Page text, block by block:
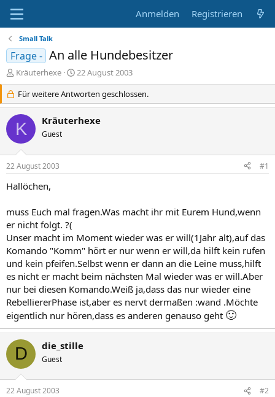
Anmelden Registrieren
Small Talk
Frage - An alle Hundebesitzer
E
r
s
t
e
l
e
Kräuterhexe
E
r
s
t
e
m
22 August 2003
Für weitere Antworten geschlossen.
K Kräuterhexe
Guest
22 August 2003 #1
Hallöchen,
muss Euch mal fragen.Was macht ihr mit Eurem Hund,wenn
er nicht folgt. ?(
Unser macht im Moment wieder was er will(1Jahr alt),auf das
Komando "Komm" hört er nur wenn er will,da hilft kein rufen
und kein pfeifen.Selbst wenn er dann an die Leine muss,hilft
es nicht er macht beim nächsten Mal wieder was er will.Aber
nur bei diesen Komando.Weiß ja,dass das nur wieder eine
RebelliererPhase ist,aber es nervt dermaßen :wand .Möchte
eigentlich nur hören,dass es anderen genauso geht 🙂
D die_stille
Guest
22 August 2003 #2